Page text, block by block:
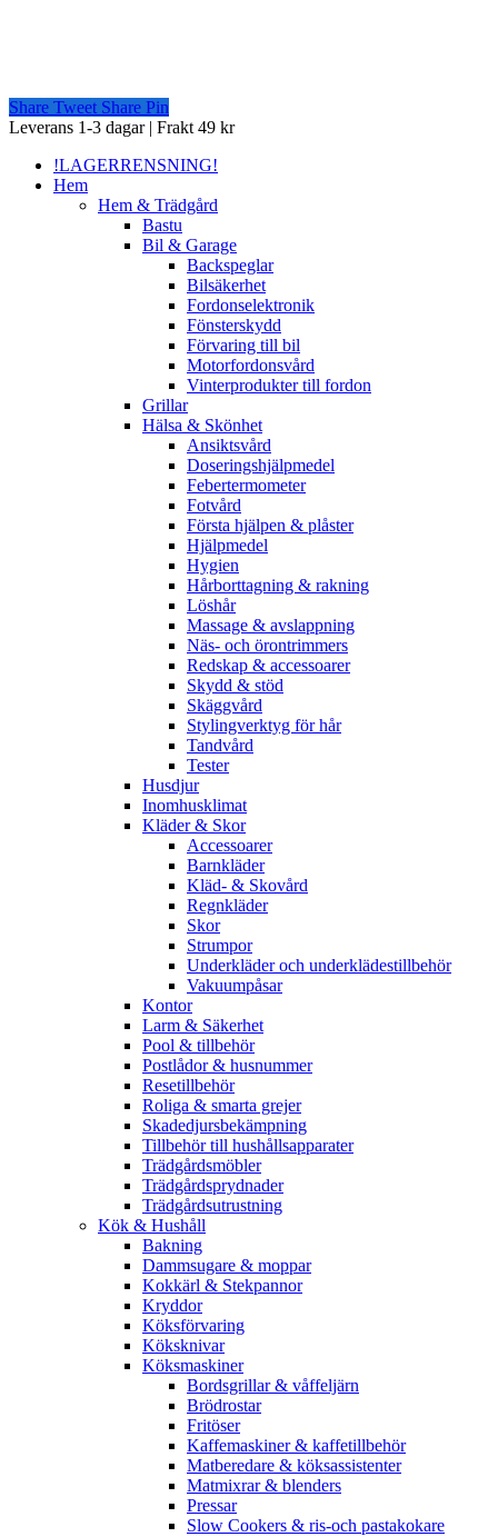
Share Tweet Share Pin
Close
Leverans 1-3 dagar | Frakt 49 kr
!LAGERRENSNING!
Hem
Hem & Trädgård
Bastu
Bil & Garage
Backspeglar
Bilsäkerhet
Fordonselektronik
Fönsterskydd
Förvaring till bil
Motorfordonsvård
Vinterprodukter till fordon
Grillar
Hälsa & Skönhet
Ansiktsvård
Doseringshjälpmedel
Febertermometer
Fotvård
Första hjälpen & plåster
Hjälpmedel
Hygien
Hårborttagning & rakning
Löshår
Massage & avslappning
Näs- och örontrimmers
Redskap & accessoarer
Skydd & stöd
Skäggvård
Stylingverktyg för hår
Tandvård
Tester
Husdjur
Inomhusklimat
Kläder & Skor
Accessoarer
Barnkläder
Kläd- & Skovård
Regnkläder
Skor
Strumpor
Underkläder och underklädestillbehör
Vakuumpåsar
Kontor
Larm & Säkerhet
Pool & tillbehör
Postlådor & husnummer
Resetillbehör
Roliga & smarta grejer
Skadedjursbekämpning
Tillbehör till hushållsapparater
Trädgårdsmöbler
Trädgårdsprydnader
Trädgårdsutrustning
Kök & Hushåll
Bakning
Dammsugare & moppar
Kokkärl & Stekpannor
Kryddor
Köksförvaring
Köksknivar
Köksmaskiner
Bordsgrillar & våffeljärn
Brödrostar
Fritöser
Kaffemaskiner & kaffetillbehör
Matberedare & köksassistenter
Matmixrar & blenders
Pressar
Slow Cookers & ris-och pastakokare